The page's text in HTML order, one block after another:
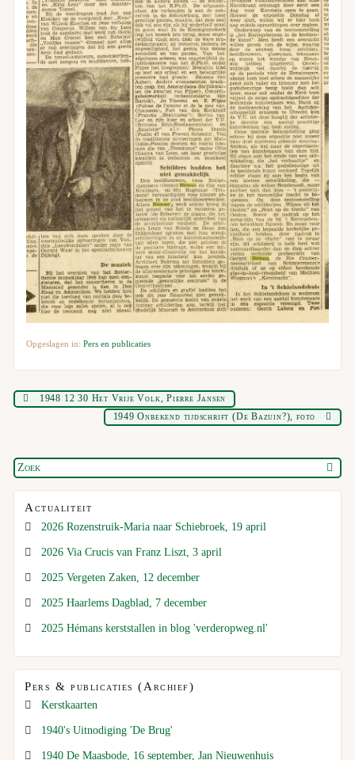
Opgeslagen in:Pers en publicaties
1948 12 30 Het Vrije Volk, Pierre Jansen
1949 Onbekend tijdschrift (De Bazuin?), foto
Actualiteit
2026 Rozenstruik-Maria naar Schiebroek, 19 april
2026 Via Crucis van Franz Liszt, 3 april
2025 Vergeten Zaken, 12 december
2025 Haarlems Dagblad, 7 december
2025 Hémans kerststallen in blog 'verderopweg.nl'
Pers & publicaties (Archief)
Kerstkaarten
1940's Uitnodiging 'De Brug'
1940 De Maasbode, 16 september, Jan Nieuwenhuis